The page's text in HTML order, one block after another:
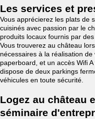
Les services et
Vous apprécierez les plats de
cuisinés avec passion par le
produits locaux fournis par
Vous trouverez au château
nécessaires à la réalisation
paperboard, et un accès Wifi
dispose de deux parkings
véhicules en toute sécurité.
Logez au château
séminaire